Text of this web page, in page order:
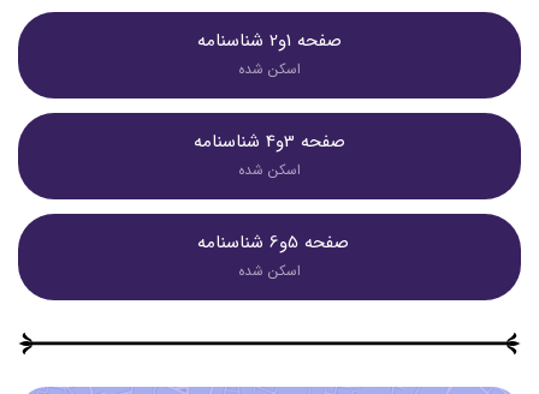
صفحه 1و2 شناسنامه
اسکن شده
صفحه 3و4 شناسنامه
اسکن شده
صفحه 5و6 شناسنامه
اسکن شده